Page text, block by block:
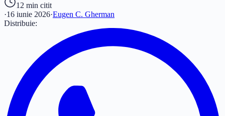
12 min citit
·16 iunie 2026·Eugen C. Gherman
Distribuie: